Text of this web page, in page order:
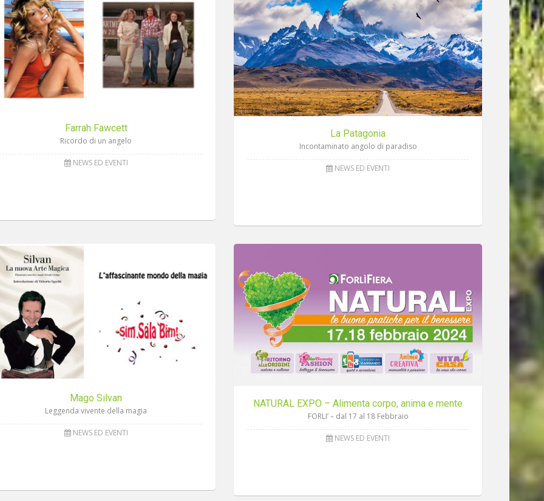
Farrah Fawcett
Ricordo di un angelo
NEWS ED EVENTI
La Patagonia
Incontaminato angolo di paradiso
NEWS ED EVENTI
Mago Silvan
Leggenda vivente della magia
NEWS ED EVENTI
NATURAL EXPO – Alimenta corpo, anima e mente
FORLI’ – dal 17 al 18 Febbraio
NEWS ED EVENTI